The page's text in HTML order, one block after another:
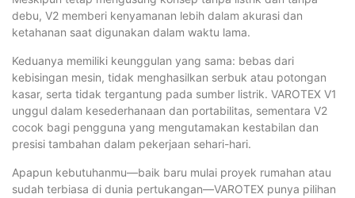
debu, V2 memberi kenyamanan lebih dalam akurasi dan
ketahanan saat digunakan dalam waktu lama.
Keduanya memiliki keunggulan yang sama: bebas dari
kebisingan mesin, tidak menghasilkan serbuk atau potongan
kasar, serta tidak tergantung pada sumber listrik. VAROTEX V1
unggul dalam kesederhanaan dan portabilitas, sementara V2
cocok bagi pengguna yang mengutamakan kestabilan dan
presisi tambahan dalam pekerjaan sehari-hari.
Apapun kebutuhanmu—baik baru mulai proyek rumahan atau
sudah terbiasa di dunia pertukangan—VAROTEX punya pilihan